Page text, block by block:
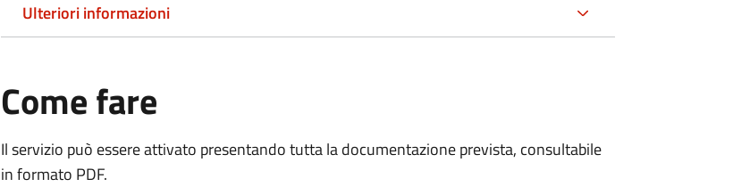
Ulteriori informazioni
Come fare
Il servizio può essere attivato presentando tutta la documentazione prevista, consultabile
in formato PDF.